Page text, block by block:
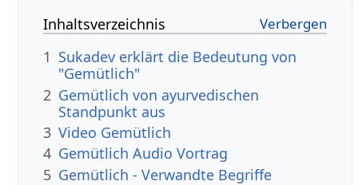
Inhaltsverzeichnis
1 Sukadev erklärt die Bedeutung von
"Gemütlich"
2 Gemütlich von ayurvedischen
Standpunkt aus
3 Video Gemütlich
4 Gemütlich Audio Vortrag
5 Gemütlich - Verwandte Begriffe